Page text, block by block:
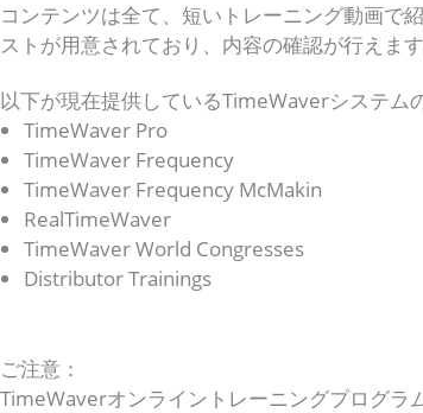
コンテンツは全て、短いトレーニング動画で
ストが用意されており、内容の確認が行えます
以下が現在提供しているTimeWaverシステム
TimeWaver Pro
TimeWaver Frequency
TimeWaver Frequency McMakin
RealTimeWaver
TimeWaver World Congresses
Distributor Trainings
ご注意：
TimeWaverオンライントレーニングプログラ